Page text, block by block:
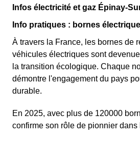
Infos électricité et gaz Épinay-
Info pratiques : bornes
À travers la France, les bornes de
véhicules électriques sont
la transition écologique. Chaque
démontre l'engagement du pays
durable.
En 2025, avec plus de 120000
confirme son rôle de pionnier dans